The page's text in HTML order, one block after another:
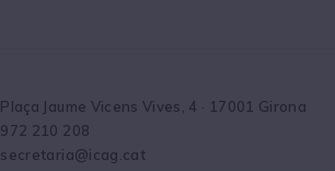
Plaça Jaume Vicens Vives, 4 · 17001 Girona
972 210 208
secretaria@icag.cat